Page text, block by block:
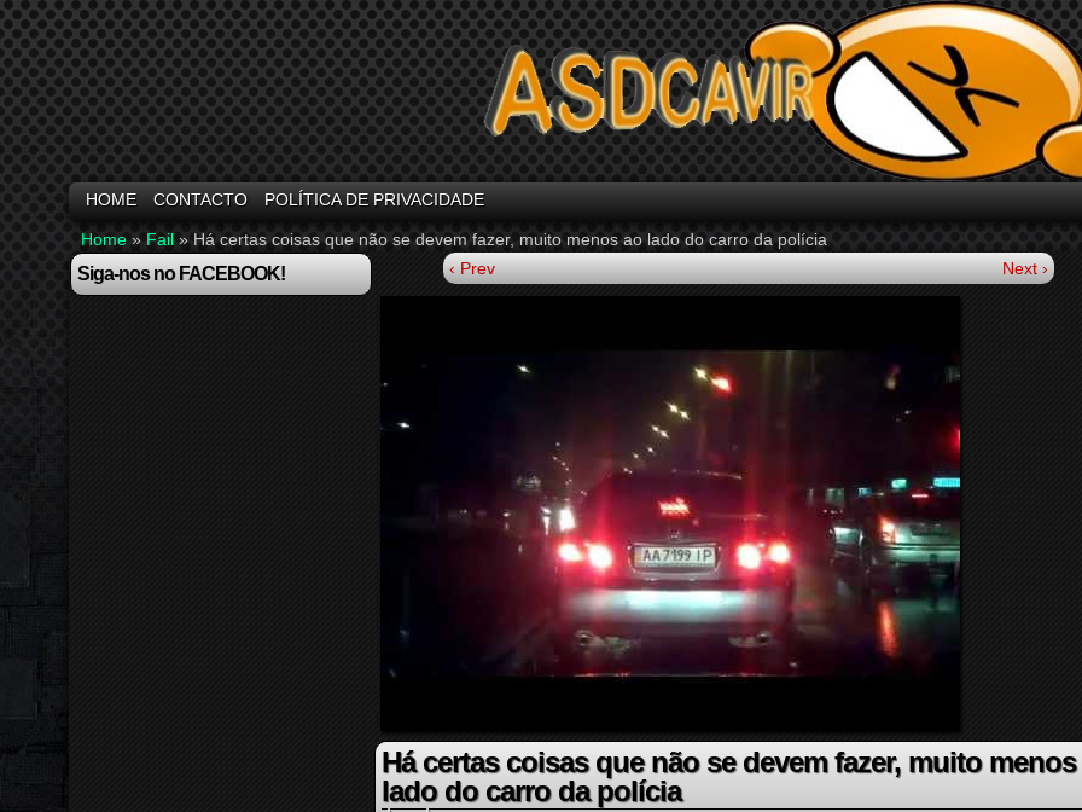
HOME CONTACTO POLÍTICA DE PRIVACIDADE
Home » Fail » Há certas coisas que não se devem fazer, muito menos ao lado do carro da polícia
Siga-nos no FACEBOOK! ‹ Prev Next ›
Há certas coisas que não se devem fazer, muito menos
lado do carro da polícia